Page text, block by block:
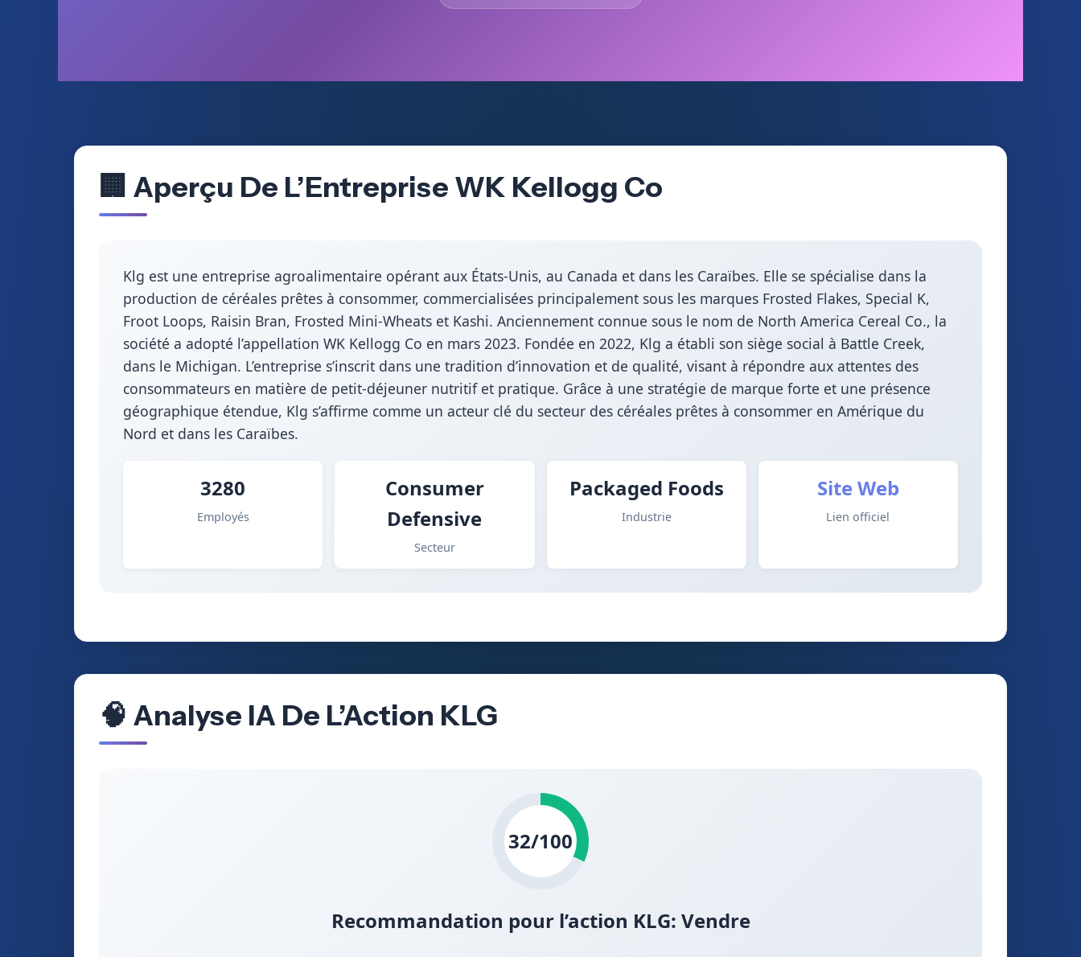
🏢 Aperçu De L’Entreprise WK Kellogg Co
Klg est une entreprise agroalimentaire opérant aux États-Unis, au Canada et dans les Caraïbes. Elle se spécialise dans la
production de céréales prêtes à consommer, commercialisées principalement sous les marques Frosted Flakes, Special K,
Froot Loops, Raisin Bran, Frosted Mini-Wheats et Kashi. Anciennement connue sous le nom de North America Cereal Co., la
société a adopté l’appellation WK Kellogg Co en mars 2023. Fondée en 2022, Klg a établi son siège social à Battle Creek,
dans le Michigan. L’entreprise s’inscrit dans une tradition d’innovation et de qualité, visant à répondre aux attentes des
consommateurs en matière de petit-déjeuner nutritif et pratique. Grâce à une stratégie de marque forte et une présence
géographique étendue, Klg s’affirme comme un acteur clé du secteur des céréales prêtes à consommer en Amérique du
Nord et dans les Caraïbes.
3280
Employés
Consumer
Defensive
Secteur
Packaged Foods
Industrie
Site Web
Lien officiel
🧠 Analyse IA De L’Action KLG
32/100
Recommandation pour l’action KLG: Vendre